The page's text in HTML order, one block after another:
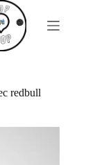
redbull